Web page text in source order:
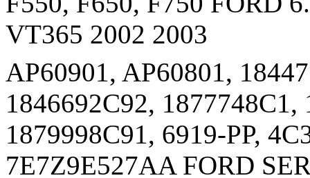
VT365 2002 2003
AP60901, AP60801,
1846692C92,
1879998C91, 6919-PP,
7E7Z9E527AA FORD